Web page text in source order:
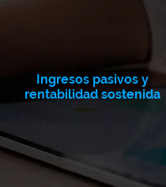
Ingresos pasivos y
rentabilidad sostenida